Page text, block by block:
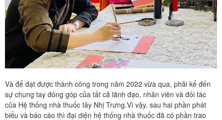
Và để đạt được thành công trong năm 2022 vừa qua, phải kể đến
sự chung tay đóng góp của tất cả lãnh đạo, nhân viên và đối tác
của Hệ thống nhà thuốc tây Nhị Trưng.Vì vậy, sau hai phần phát
biểu và báo cáo thì đại diện hệ thống nhà thuốc đã có phần trao